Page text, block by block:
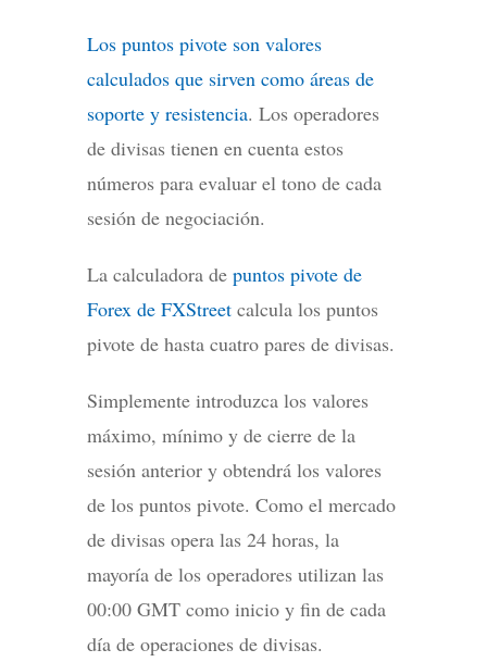
Los puntos pivote son valores
calculados que sirven como áreas de
soporte y resistencia. Los operadores
de divisas tienen en cuenta estos
números para evaluar el tono de cada
sesión de negociación.
La calculadora de puntos pivote de
Forex de FXStreet calcula los puntos
pivote de hasta cuatro pares de divisas.
Simplemente introduzca los valores
máximo, mínimo y de cierre de la
sesión anterior y obtendrá los valores
de los puntos pivote. Como el mercado
de divisas opera las 24 horas, la
mayoría de los operadores utilizan las
00:00 GMT como inicio y fin de cada
día de operaciones de divisas.